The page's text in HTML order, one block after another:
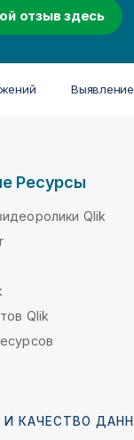
отзыв здесь
Ресурсы
Qlik
Qlik
И КАЧЕСТВО